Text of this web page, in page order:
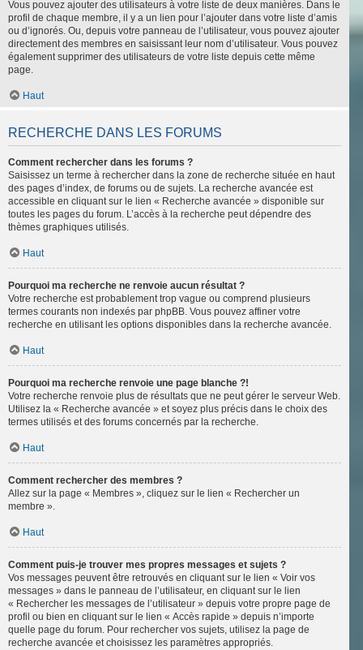
Vous pouvez ajouter des utilisateurs à votre liste de deux manières. Dans le
profil de chaque membre, il y a un lien pour l’ajouter dans votre liste d’amis
ou d’ignorés. Ou, depuis votre panneau de l’utilisateur, vous pouvez ajouter
directement des membres en saisissant leur nom d’utilisateur. Vous pouvez
également supprimer des utilisateurs de votre liste depuis cette même
page.
Haut
RECHERCHE DANS LES FORUMS
Comment rechercher dans les forums ?
Saisissez un terme à rechercher dans la zone de recherche située en haut
des pages d’index, de forums ou de sujets. La recherche avancée est
accessible en cliquant sur le lien « Recherche avancée » disponible sur
toutes les pages du forum. L’accès à la recherche peut dépendre des
thèmes graphiques utilisés.
Haut
Pourquoi ma recherche ne renvoie aucun résultat ?
Votre recherche est probablement trop vague ou comprend plusieurs
termes courants non indexés par phpBB. Vous pouvez affiner votre
recherche en utilisant les options disponibles dans la recherche avancée.
Haut
Pourquoi ma recherche renvoie une page blanche ?!
Votre recherche renvoie plus de résultats que ne peut gérer le serveur Web.
Utilisez la « Recherche avancée » et soyez plus précis dans le choix des
termes utilisés et des forums concernés par la recherche.
Haut
Comment rechercher des membres ?
Allez sur la page « Membres », cliquez sur le lien « Rechercher un
membre ».
Haut
Comment puis-je trouver mes propres messages et sujets ?
Vos messages peuvent être retrouvés en cliquant sur le lien « Voir vos
messages » dans le panneau de l’utilisateur, en cliquant sur le lien
« Rechercher les messages de l’utilisateur » depuis votre propre page de
profil ou bien en cliquant sur le lien « Accès rapide » depuis n’importe
quelle page du forum. Pour rechercher vos sujets, utilisez la page de
recherche avancée et choisissez les paramètres appropriés.